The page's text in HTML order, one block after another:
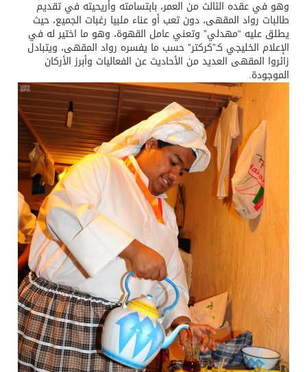
وهو في عقده الثالث من العمر، بابتسامته وأريحيته في تقديم
طالبات رواد المقهى، دون تعب أو عناء ملبيا رغبات الجميع، حيث
يطلق عليه “مهدلي” وتعني عامل القهوة، وهو ما اختير له في
الإعلام الخليجي كـ”كركتر” حسب ما يفسره رواد المقهى، ويتبادل
زائروا المقهى العديد من الأحاديث عن الفعاليات وأبرز الأركان
الموجودة.